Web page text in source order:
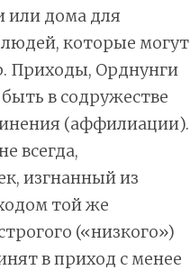
или дома для
которые могут
Приходы, Орднунги
в содружестве
(аффилиации).
всегда,
изгнанный из
той же
(«низкого»)
в приход с менее